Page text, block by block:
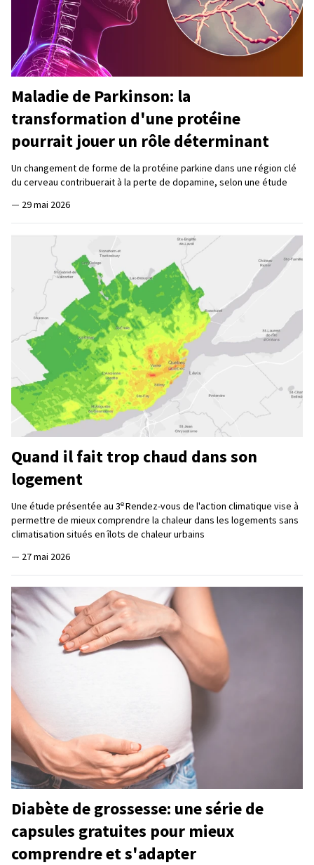
Maladie de Parkinson: la
transformation d'une protéine
pourrait jouer un rôle déterminant
Un changement de forme de la protéine parkine dans une région clé
du cerveau contribuerait à la perte de dopamine, selon une étude
— 29 mai 2026
Quand il fait trop chaud dans son
logement
Une étude présentée au 3eRendez-vous de l'action climatique vise à
permettre de mieux comprendre la chaleur dans les logements sans
climatisation situés en îlots de chaleur urbains
— 27 mai 2026
Diabète de grossesse: une série de
capsules gratuites pour mieux
comprendre et s'adapter